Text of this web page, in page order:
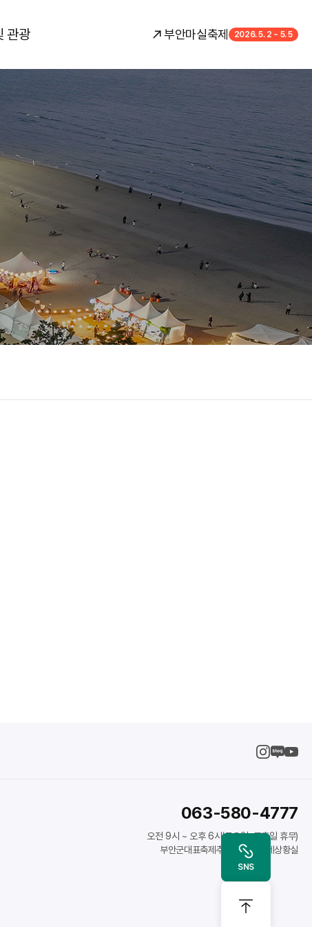
상 오시는 길
먹거리존
관광 부안마실축제 2026. 5. 2 ~ 5. 5
063-580-4777
오전 9시 ~ 오후 6시(토요일, 공휴일 휴무)
부안군대표축제추진위원회 축제상황실
인스타
블로그
SNS